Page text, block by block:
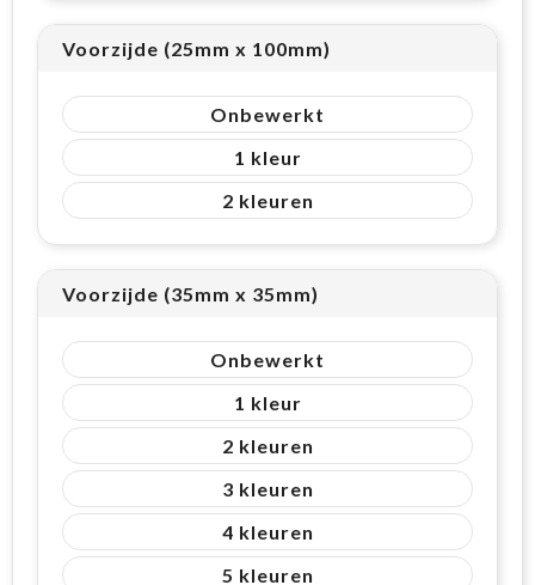
Voorzijde (25mm x 100mm)
Onbewerkt
1
2
Voorzijde (35mm x 35mm)
Onbewerkt
1
2
3
4
5